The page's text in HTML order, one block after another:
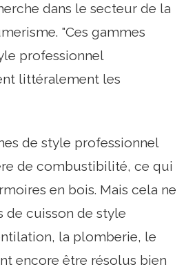
dans le secteur de la
"Ces gammes
professionnel
littéralement les
de style professionnel
de combustibilité, ce qui
en bois. Mais cela ne
de cuisson de style
la plomberie, le
encore être résolus bien